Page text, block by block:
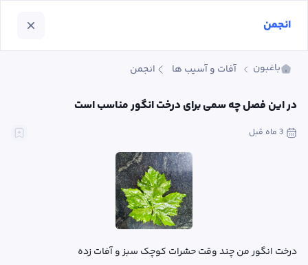
باغبون آفات و آسیب ها انجمن
در این فصل چه سمی برای درخت انگور مناسب است
3 ماه قبل
درخت انگور من چند وقت حشرات کوچک سبز و آفات زده
انجمن